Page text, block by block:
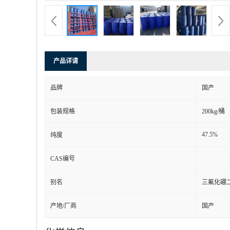
产品详请
品牌 国产
包装规格 200kg/桶
纯度 47.5%
CAS编号
别名 三氟化硼
产地/厂商 国产